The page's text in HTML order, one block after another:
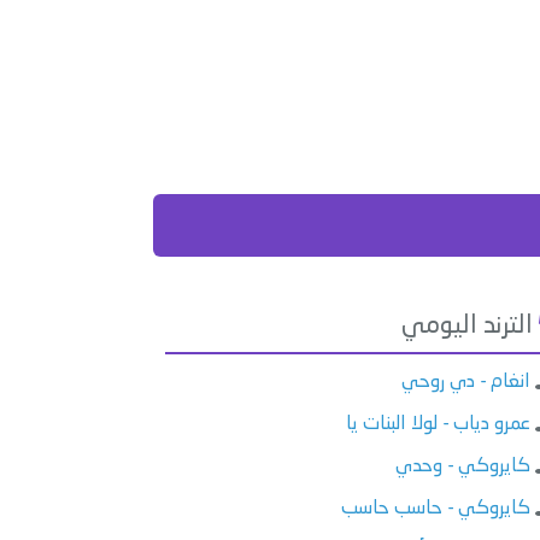
الترند اليومي
انغام - دي روحي
عمرو دياب - لولا البنات يا
كايروكي - وحدي
كايروكي - حاسب حاسب